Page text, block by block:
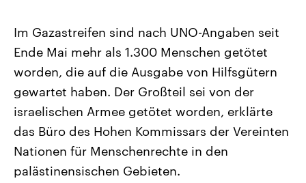
2026
Alle Informationen
Sachsen-Anhalt wählt am 6.
September 2026 einen neuen
Landtag. Seit 2021 wird das
Bundesland von einer Koalition aus
CDU, SPD und FDP regiert.-
Umfragen, Prognosen,
und Hintergründe zu den Parteien
und Kandidaten der anstehenden
Wahl.
Aktuelle Beiträge,
Hintergründe
Wirtschaftlich und
gehören die Vereinigten
den mächtigsten Ländern
mit großem Einfluss auf
aktuelle Weltgeschehen.
Sendungen Programm Podcasts
Im Gazastreifen sind nach UNO-Angaben seit
Ende Mai mehr als 1.300 Menschen getötet
worden, die auf die Ausgabe von Hilfsgütern
gewartet haben. Der Großteil sei von der
israelischen Armee getötet worden, erklärte
das Büro des Hohen Kommissars der Vereinten
Nationen für Menschenrechte in den
palästinensischen Gebieten.